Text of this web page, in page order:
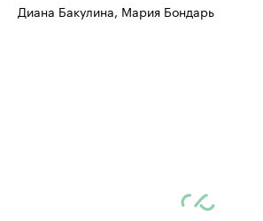
Диана Бакулина, Мария Бондарь